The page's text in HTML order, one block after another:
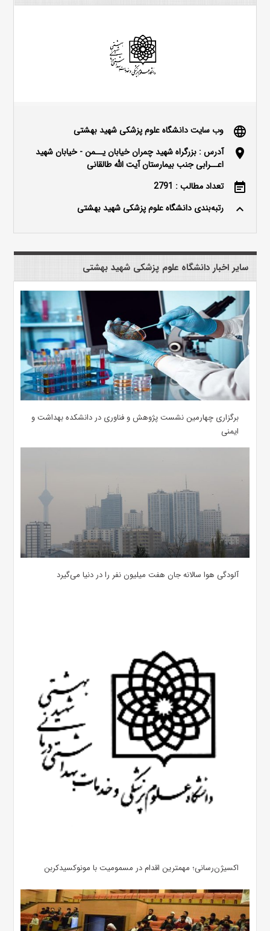
language وب سایت دانشگاه علوم پزشکی شهید بهشتی
location_on
آدرس : بزرگراه شهید چمران خیابان یــمن - خیابان شهید
اعــرابی جنب بیمارستان آیت الله طالقانی
event_note تعداد مطالب : 2791
keyboard_arrow_up رتبه‌بندی دانشگاه علوم پزشکی شهید بهشتی
سایر اخبار دانشگاه علوم پزشکی شهید بهشتی
برگزاری چهارمین نشست پژوهش و فناوری در دانشکده بهداشت و
ایمنی
آلودگی هوا سالانه جان هفت میلیون نفر را در دنیا می‌گیرد
اکسیژن‌رسانی؛ مهمترین اقدام در مسمومیت با مونوکسیدکربن